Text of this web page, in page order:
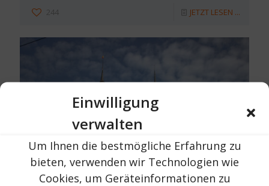
Einwilligung
verwalten
Um Ihnen die bestmögliche Erfahrung zu
bieten, verwenden wir Technologien wie
Cookies, um Geräteinformationen zu
244 JETZT LESEN ...